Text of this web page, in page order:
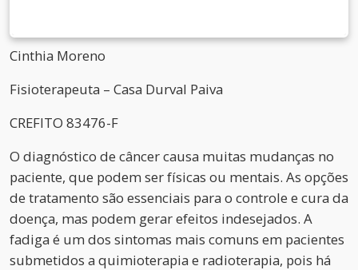
Cinthia Moreno
Fisioterapeuta – Casa Durval Paiva
CREFITO 83476-F
O diagnóstico de câncer causa muitas mudanças no
paciente, que podem ser físicas ou mentais. As opções
de tratamento são essenciais para o controle e cura da
doença, mas podem gerar efeitos indesejados. A
fadiga é um dos sintomas mais comuns em pacientes
submetidos a quimioterapia e radioterapia, pois há